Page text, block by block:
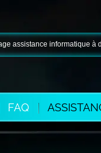
informatique à
FAQ